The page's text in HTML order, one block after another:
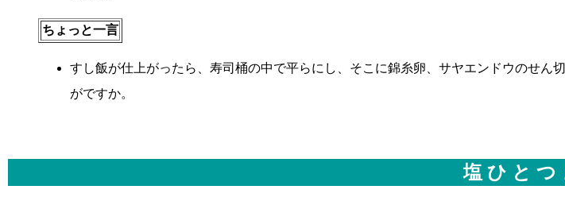
ちょっと一言
すし飯が仕上がったら、寿司桶の中で平らにし、そこに錦糸卵、サヤエンドウのせん
がですか。
塩 ひ と つ